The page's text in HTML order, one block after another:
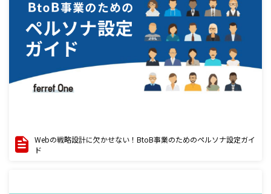
Webの戦略設計に欠かせない！BtoB事業のためのペルソナ設定ガイ
ド